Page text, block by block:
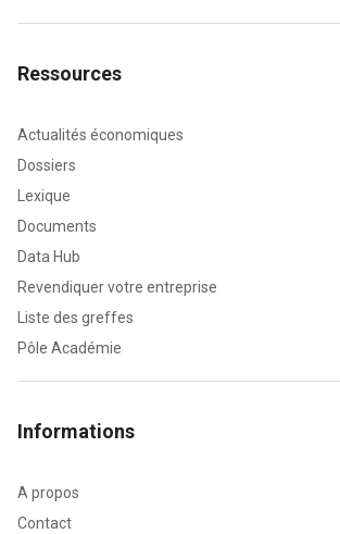
Ressources
Actualités économiques
Dossiers
Lexique
Documents
Data Hub
Revendiquer votre entreprise
Liste des greffes
Pôle Académie
Informations
A propos
Contact